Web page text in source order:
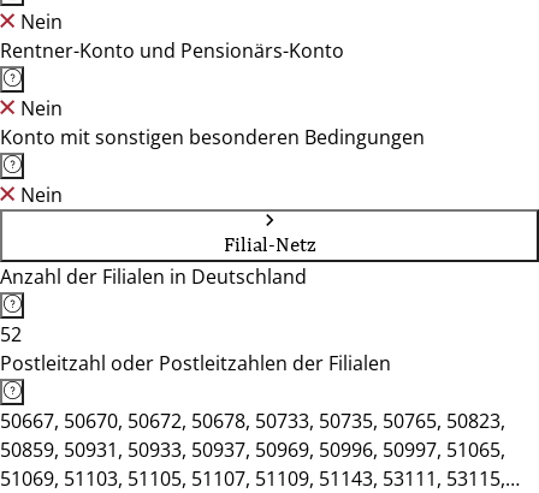
Nein
Rentner-Konto und Pensionärs-Konto
Nein
Konto mit sonstigen besonderen Bedingungen
Nein
Filial-Netz
Anzahl der Filialen in Deutschland
52
Postleitzahl oder Postleitzahlen der Filialen
50667, 50670, 50672, 50678, 50733, 50735, 50765, 50823,
50859, 50931, 50933, 50937, 50969, 50996, 50997, 51065,
51069, 51103, 51105, 51107, 51109, 51143, 53111, 53115,